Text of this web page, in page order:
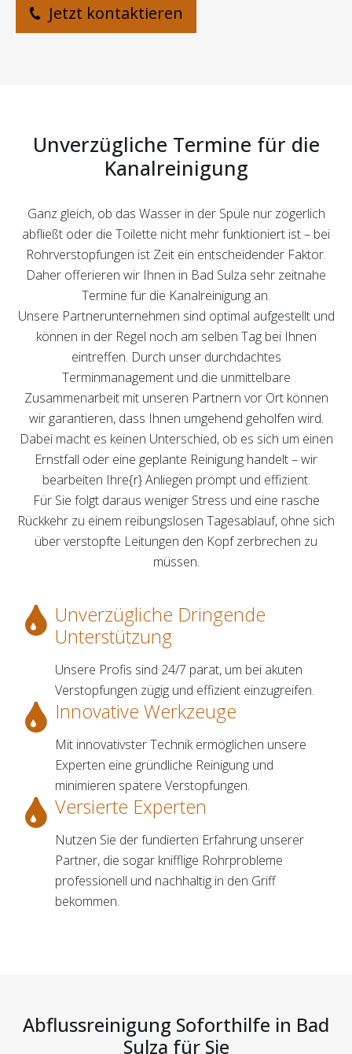
Jetzt kontaktieren
Unverzügliche Termine für die
Kanalreinigung
Ganz gleich, ob das Wasser in der Spüle nur zögerlich
abfließt oder die Toilette nicht mehr funktioniert ist – bei
Rohrverstopfungen ist Zeit ein entscheidender Faktor.
Daher offerieren wir Ihnen in Bad Sulza sehr zeitnahe
Termine für die Kanalreinigung an.
Unsere Partnerunternehmen sind optimal aufgestellt und
können in der Regel noch am selben Tag bei Ihnen
eintreffen. Durch unser durchdachtes
Terminmanagement und die unmittelbare
Zusammenarbeit mit unseren Partnern vor Ort können
wir garantieren, dass Ihnen umgehend geholfen wird.
Dabei macht es keinen Unterschied, ob es sich um einen
Ernstfall oder eine geplante Reinigung handelt – wir
bearbeiten Ihre{r} Anliegen prompt und effizient.
Für Sie folgt daraus weniger Stress und eine rasche
Rückkehr zu einem reibungslosen Tagesablauf, ohne sich
über verstopfte Leitungen den Kopf zerbrechen zu
müssen.
Unverzügliche Dringende
Unterstützung
Unsere Profis sind 24/7 parat, um bei akuten
Verstopfungen zügig und effizient einzugreifen.
Innovative Werkzeuge
Mit innovativster Technik ermöglichen unsere
Experten eine gründliche Reinigung und
minimieren spätere Verstopfungen.
Versierte Experten
Nutzen Sie der fundierten Erfahrung unserer
Partner, die sogar knifflige Rohrprobleme
professionell und nachhaltig in den Griff
bekommen.
Abflussreinigung Soforthilfe in Bad
Sulza für Sie